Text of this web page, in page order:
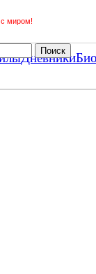
с миром!
Дневники